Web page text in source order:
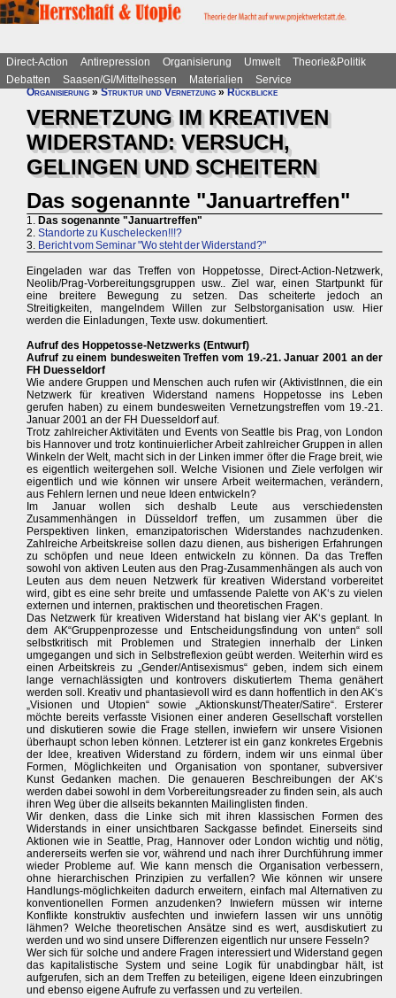
Direct-Action Antirepression Organisierung Umwelt
Theorie&Politik
Debatten
Saasen/GI/Mittelhessen Materialien
Service
Organisierung»Struktur und Vernetzung»Rückblicke
VERNETZUNG IM KREATIVEN
WIDERSTAND: VERSUCH,
GELINGEN UND SCHEITERN
Das sogenannte "Januartreffen"
1. Das sogenannte "Januartreffen"
2. Standorte zu Kuschelecken!!!?
3. Bericht vom Seminar "Wo steht der Widerstand?"
Eingeladen war das Treffen von Hoppetosse, Direct-Action-Netzwerk,
Neolib/Prag-Vorbereitungsgruppen usw.. Ziel war, einen Startpunkt für
eine breitere Bewegung zu setzen. Das scheiterte jedoch an
Streitigkeiten, mangelndem Willen zur Selbstorganisation usw. Hier
werden die Einladungen, Texte usw. dokumentiert.
Aufruf des Hoppetosse-Netzwerks (Entwurf)
Aufruf zu einem bundesweiten Treffen vom 19.-21. Januar 2001 an der
FH Duesseldorf
Wie andere Gruppen und Menschen auch rufen wir (AktivistInnen, die ein
Netzwerk für kreativen Widerstand namens Hoppetosse ins Leben
gerufen haben) zu einem bundesweiten Vernetzungstreffen vom 19.-21.
Januar 2001 an der FH Duesseldorf auf.
Trotz zahlreicher Aktivitäten und Events von Seattle bis Prag, von London
bis Hannover und trotz kontinuierlicher Arbeit zahlreicher Gruppen in allen
Winkeln der Welt, macht sich in der Linken immer öfter die Frage breit, wie
es eigentlich weitergehen soll. Welche Visionen und Ziele verfolgen wir
eigentlich und wie können wir unsere Arbeit weitermachen, verändern,
aus Fehlern lernen und neue Ideen entwickeln?
Im Januar wollen sich deshalb Leute aus verschiedensten
Zusammenhängen in Düsseldorf treffen, um zusammen über die
Perspektiven linken, emanzipatorischen Widerstandes nachzudenken.
Zahlreiche Arbeitskreise sollen dazu dienen, aus bisherigen Erfahrungen
zu schöpfen und neue Ideen entwickeln zu können. Da das Treffen
sowohl von aktiven Leuten aus den Prag-Zusammenhängen als auch von
Leuten aus dem neuen Netzwerk für kreativen Widerstand vorbereitet
wird, gibt es eine sehr breite und umfassende Palette von AK‘s zu vielen
externen und internen, praktischen und theoretischen Fragen.
Das Netzwerk für kreativen Widerstand hat bislang vier AK‘s geplant. In
dem AK“Gruppenprozesse und Entscheidungsfindung von unten“ soll
selbstkritisch mit Problemen und Strategien innerhalb der Linken
umgegangen und sich in Selbstreflexion geübt werden. Weiterhin wird es
einen Arbeitskreis zu „Gender/Antisexismus“ geben, indem sich einem
lange vernachlässigten und kontrovers diskutiertem Thema genähert
werden soll. Kreativ und phantasievoll wird es dann hoffentlich in den AK‘s
„Visionen und Utopien“ sowie „Aktionskunst/Theater/Satire“. Ersterer
möchte bereits verfasste Visionen einer anderen Gesellschaft vorstellen
und diskutieren sowie die Frage stellen, inwiefern wir unsere Visionen
überhaupt schon leben können. Letzterer ist ein ganz konkretes Ergebnis
der Idee, kreativen Widerstand zu fördern, indem wir uns einmal über
Formen, Möglichkeiten und Organisation von spontaner, subversiver
Kunst Gedanken machen. Die genaueren Beschreibungen der AK‘s
werden dabei sowohl in dem Vorbereitungsreader zu finden sein, als auch
ihren Weg über die allseits bekannten Mailinglisten finden.
Wir denken, dass die Linke sich mit ihren klassischen Formen des
Widerstands in einer unsichtbaren Sackgasse befindet. Einerseits sind
Aktionen wie in Seattle, Prag, Hannover oder London wichtig und nötig,
andererseits werfen sie vor, während und nach ihrer Durchführung immer
wieder Probleme auf. Wie kann mensch die Organisation verbessern,
ohne hierarchischen Prinzipien zu verfallen? Wie können wir unsere
Handlungs-möglichkeiten dadurch erweitern, einfach mal Alternativen zu
konventionellen Formen anzudenken? Inwiefern müssen wir interne
Konflikte konstruktiv ausfechten und inwiefern lassen wir uns unnötig
lähmen? Welche theoretischen Ansätze sind es wert, ausdiskutiert zu
werden und wo sind unsere Differenzen eigentlich nur unsere Fesseln?
Wer sich für solche und andere Fragen interessiert und Widerstand gegen
das kapitalistische System und seine Logik für unabdingbar hält, ist
aufgerufen, sich an dem Treffen zu beteiligen, eigene Ideen einzubringen
und ebenso eigene Aufrufe zu verfassen und zu verteilen.